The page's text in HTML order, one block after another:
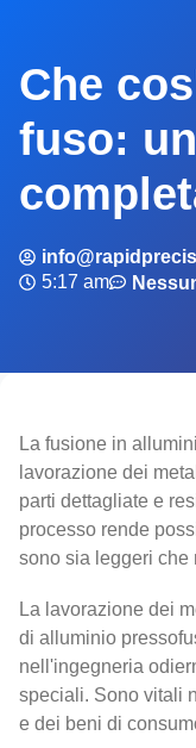
Che
fuso:
5:17 am
La fusione in
lavorazione dei
parti dettagliate e
processo rende
sono sia leggeri che
La lavorazione dei
di alluminio
nell'ingegneria
speciali. Sono vitali
e dei beni di